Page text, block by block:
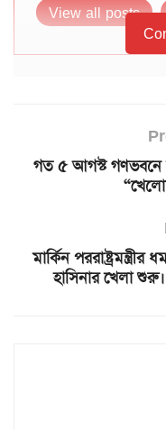
View all posts
গত ৫ আগস্ট গণভবনে
মার্কিন
হাসিনার খেলা